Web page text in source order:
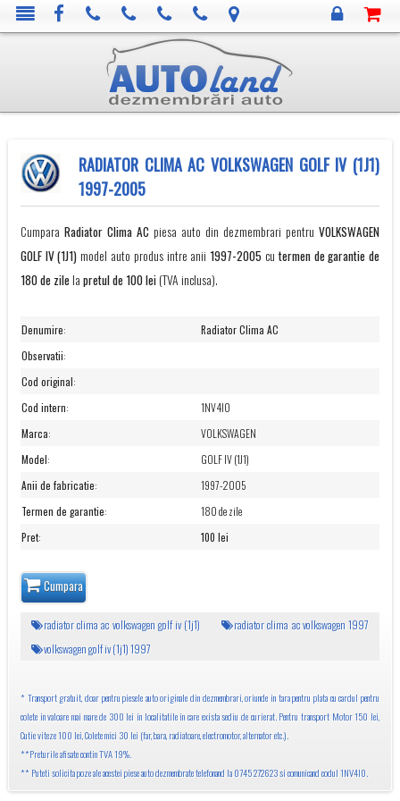
RADIATOR CLIMA AC VOLKSWAGEN GOLF IV (1J1)
1997-2005
Cumpara Radiator Clima AC piesa auto din dezmembrari pentruVOLKSWAGEN
GOLF IV (1J1) model auto produs intre anii1997-2005 cutermen de garantie de
180 de zile la pretul de 100 lei(TVA inclusa).
Denumire:
Radiator Clima AC
Observatii:
Cod original:
Cod intern:
1NV4I0
Marca:
VOLKSWAGEN
Model:
GOLF IV (1J1)
Anii de fabricatie:
1997-2005
Termen de garantie:
180 de zile
Pret: 100 lei
Cumpara
radiator clima ac volkswagen golf iv (1j1)
radiator clima ac volkswagen 1997
volkswagen golf iv (1j1) 1997
* Transport gratuit, doar pentru piesele auto originale din dezmembrari, oriunde in tara pentru plata cu cardul pentru
colete in valoare mai mare de 300 lei in localitatile in care exista sediu de curierat. Pentru transport Motor 150 lei,
Cutie viteze 100 lei, Colete mici 30 lei (far, bara, radiatoare, electromotor, alternator etc.).
**Preturile afisate contin TVA 19%.
** Puteti solicita poze ale acestei piese auto dezmembrate telefonand la 0745 272623 si comunicand codul 1NV4I0.